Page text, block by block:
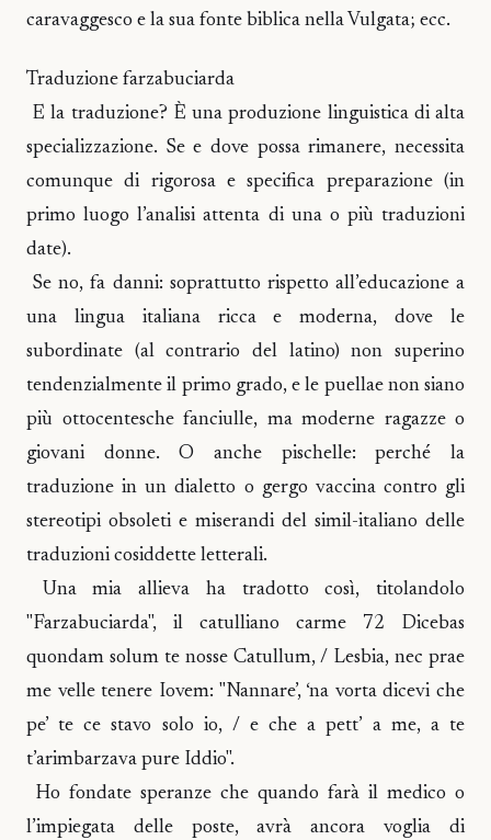
caravaggesco e la sua fonte biblica nella Vulgata; ecc.
Traduzione farzabuciarda
E la traduzione? È una produzione linguistica di alta
specializzazione. Se e dove possa rimanere, necessita
comunque di rigorosa e specifica preparazione (in
primo luogo l’analisi attenta di una o più traduzioni
date).
Se no, fa danni: soprattutto rispetto all’educazione a
una lingua italiana ricca e moderna, dove le
subordinate (al contrario del latino) non superino
tendenzialmente il primo grado, e le puellae non siano
più ottocentesche fanciulle, ma moderne ragazze o
giovani donne. O anche pischelle: perché la
traduzione in un dialetto o gergo vaccina contro gli
stereotipi obsoleti e miserandi del simil-italiano delle
traduzioni cosiddette letterali.
Una mia allieva ha tradotto così, titolandolo
"Farzabuciarda", il catulliano carme 72 Dicebas
quondam solum te nosse Catullum, / Lesbia, nec prae
me velle tenere Iovem: "Nannare’, ‘na vorta dicevi che
pe’ te ce stavo solo io, / e che a pett’ a me, a te
t’arimbarzava pure Iddio".
Ho fondate speranze che quando farà il medico o
l’impiegata delle poste, avrà ancora voglia di